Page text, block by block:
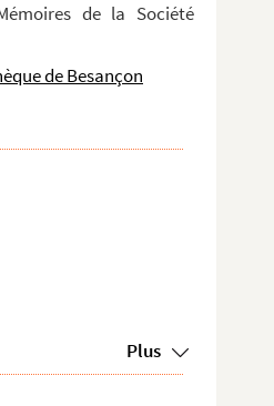
de la Société
de Besançon
Plus